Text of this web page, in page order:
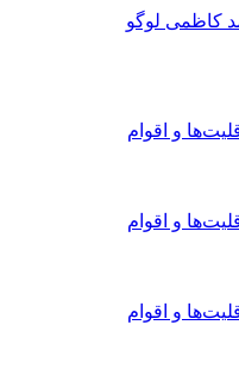
و اقوام
و اقوام
و اقوام